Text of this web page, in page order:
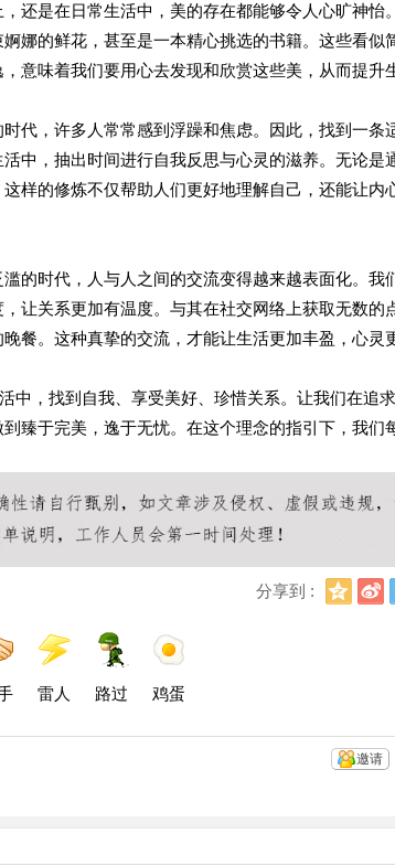
还是在日常生活中，美的存在都能够令人心旷神怡
娜的鲜花，甚至是一本精心挑选的书籍。这些看似
意味着我们要用心去发现和欣赏这些美，从而提升
代，许多人常常感到浮躁和焦虑。因此，找到一条
中，抽出时间进行自我反思与心灵的滋养。无论是
样的修炼不仅帮助人们更好地理解自己，还能让内
的时代，人与人之间的交流变得越来越表面化。我
让关系更加有温度。与其在社交网络上获取无数的
餐。这种真挚的交流，才能让生活更加丰盈，心灵
中，找到自我、享受美好、珍惜关系。让我们在追
臻于完美，逸于无忧。在这个理念的指引下，我们
分享到 :
Q
雷人 路过 鸡蛋
邀请